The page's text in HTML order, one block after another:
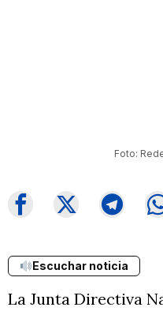
Foto:
Escuchar noticia
La Junta Directiva